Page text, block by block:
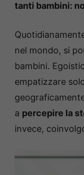
tanti bambini:
nel mondo, si
bambini.
empatizzare
a percepire la
invece,